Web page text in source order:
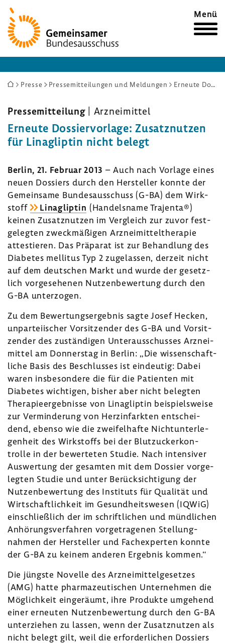
Zur
Startseite
Menü
Sie
hier:
Presse Pressemitteilungen und Meldungen Erneute Dossiervorlage: Zusatznutzen für Linagliptin nicht belegt
Pres­se­mit­tei­lung | Arznei­mittel
Erneute Dossier­vor­lage: Zusatz­nutzen
für Linag­liptin nicht belegt
Berlin, 21. Februar 2013 – Auch nach Vorlage eines
neuen Dossiers durch den Hersteller konnte der
Gemein­same Bundes­aus­schuss (G-BA) dem Wirk­
stoff
Linag­liptin (Handels­name Trajenta®)
keinen Zusatz­nutzen im Vergleich zur zuvor fest­
ge­legten zweck­mä­ßigen Arznei­mit­tel­the­rapie
attes­tieren. Das Präparat ist zur Behand­lung des
Diabetes mellitus Typ 2 zuge­lassen, derzeit nicht
auf dem deut­schen Markt und wurde der gesetz­
lich vorge­se­henen Nutzen­be­wer­tung durch den
G-BA unter­zogen.
Zu dem Bewer­tungs­er­gebnis sagte Josef Hecken,
unpar­tei­ischer Vorsit­zender des G-BA und Vorsit­
zender des zustän­digen Unter­aus­schusses Arznei­
mittel am Donnerstag in Berlin: „Die wissen­schaft­
liche Basis des Beschlusses ist eindeutig: Dabei
waren insbe­son­dere die für die Pati­enten mit
Diabetes wich­tigen, bisher aber nicht belegten
Thera­pie­er­geb­nisse von Linag­liptin beispiels­weise
zur Vermin­de­rung von Herz­in­farkten entschei­
dend, ebenso wie die zwei­fel­hafte Nicht­un­ter­le­
gen­heit des Wirk­stoffs bei der Blut­zu­cker­kon­
trolle in der bewer­teten Studie. Nach inten­siver
Auswer­tung der gesamten mit dem Dossier vorge­
legten Studie und unter Berück­sich­ti­gung der
Nutzen­be­wer­tung des Insti­tuts für Qualität und
Wirt­schaft­lich­keit im Gesund­heits­wesen (IQWiG)
einschließ­lich der im schrift­li­chen und münd­li­chen
Anhö­rungs­ver­fahren vorge­tra­genen Stel­lung­
nahmen der Hersteller und Fach­ex­perten konnte
der G-BA zu keinem anderen Ergebnis kommen.“
Die jüngste Novelle des Arznei­mit­tel­ge­setzes
(AMG) hatte phar­ma­zeu­ti­schen Unter­nehmen die
Möglich­keit einge­räumt, ihre Produkte umge­hend
einer erneuten Nutzen­be­wer­tung durch den G-BA
unter­ziehen zu lassen, wenn der Zusatz­nutzen als
nicht belegt gilt, weil die erfor­der­li­chen Dossiers